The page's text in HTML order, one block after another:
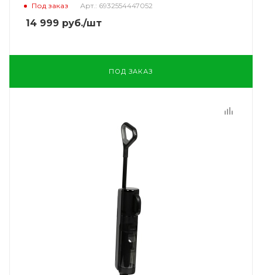
Под заказ Арт.: 6932554447052
14 999 руб./шт
ПОД ЗАКАЗ